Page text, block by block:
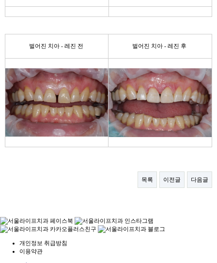
벌어진 치아 - 레진 전 벌어진 치아 - 레진 후
이전글 다음글
목록
개인정보 취급방침
이용약관